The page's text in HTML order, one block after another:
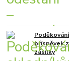
příspěvek
zásilky